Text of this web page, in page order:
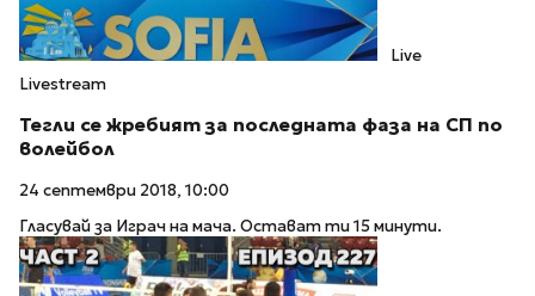
Live
Livestream
Тегли се жребият за последната фаза на СП по
волейбол
24 септември 2018, 10:00
Гласувай за Играч на мача. Остават ти 15 минути.